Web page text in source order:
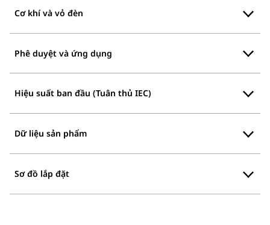
Cơ khí và vỏ đèn
Phê duyệt và ứng dụng
Hiệu suất ban đầu (Tuân thủ IEC)
Dữ liệu sản phẩm
Sơ đồ lắp đặt